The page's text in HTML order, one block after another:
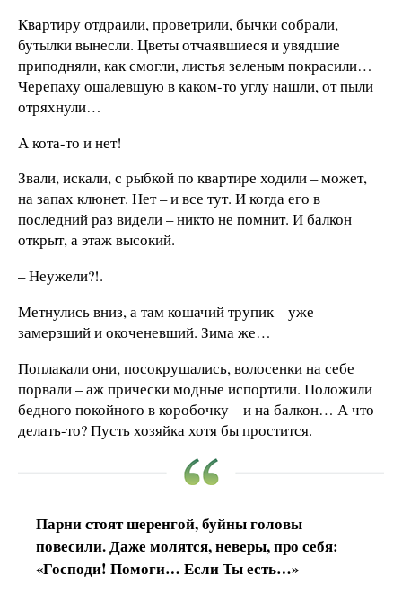
Квартиру отдраили, проветрили, бычки собрали,
бутылки вынесли. Цветы отчаявшиеся и увядшие
приподняли, как смогли, листья зеленым покрасили…
Черепаху ошалевшую в каком-то углу нашли, от пыли
отряхнули…
А кота-то и нет!
Звали, искали, с рыбкой по квартире ходили – может,
на запах клюнет. Нет – и все тут. И когда его в
последний раз видели – никто не помнит. И балкон
открыт, а этаж высокий.
– Неужели?!.
Метнулись вниз, а там кошачий трупик – уже
замерзший и окоченевший. Зима же…
Поплакали они, посокрушались, волосенки на себе
порвали – аж прически модные испортили. Положили
бедного покойного в коробочку – и на балкон… А что
делать-то? Пусть хозяйка хотя бы простится.
Парни стоят шеренгой, буйны головы
повесили. Даже молятся, неверы, про себя:
«Господи! Помоги… Если Ты есть…»